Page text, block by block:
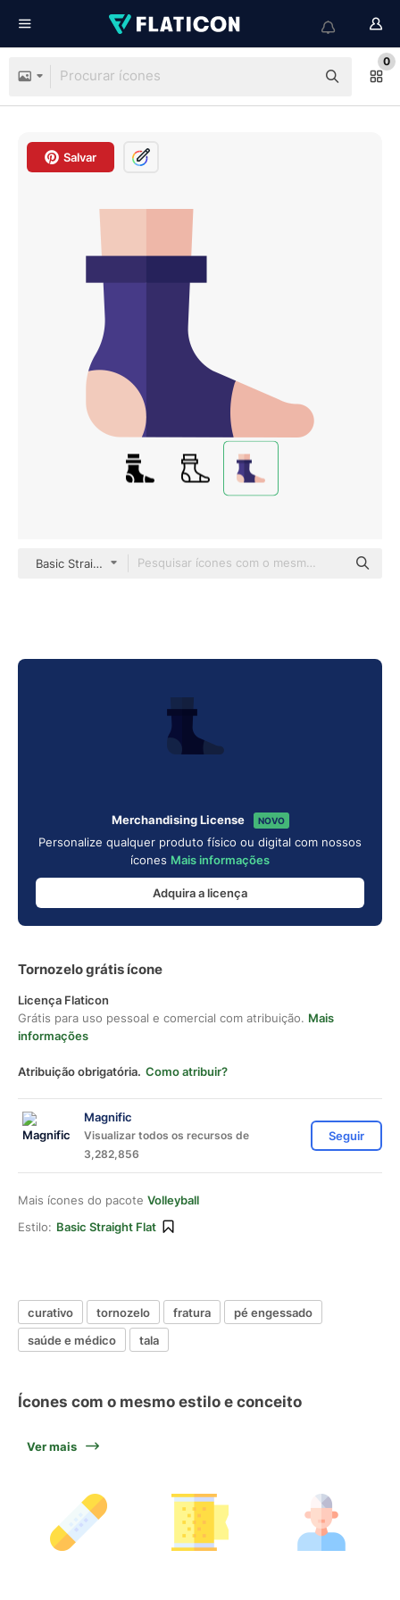
0
Salvar
Basic Straight Flat
Merchandising License NOVO
Personalize qualquer produto físico ou digital com nossos
ícones Mais informações
Adquira a licença
Tornozelo grátis ícone
Licença Flaticon
Grátis para uso pessoal e comercial com atribuição. Mais
informações
Atribuição obrigatória. Como atribuir?
Magnific
Visualizar todos os recursos de
3,282,856
Seguir
Mais ícones do pacote Volleyball
Estilo: Basic Straight Flat
curativo tornozelo fratura
pé engessado
saúde e médico
tala
Ícones com o mesmo estilo e conceito
Ver mais